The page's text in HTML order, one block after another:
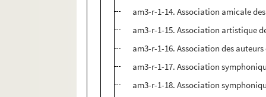
am3-r-1-14. Association amicale
am3-r-1-15. Association artistique
am3-r-1-16. Association des
am3-r-1-17. Association
am3-r-1-18. Association